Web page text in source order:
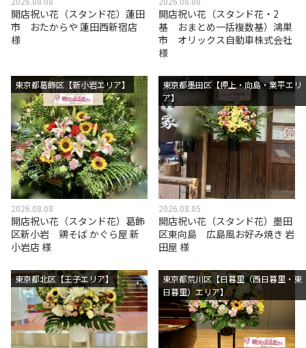
開店祝い花（スタンド花）蓮田
市 おたからや 蓮田西新宿店
様
開店祝い花（スタンド花・2
基 おまとめ一括複数基）鴻巣
市 オリックス自動車株式会社
様
東京都葛飾区【新小岩エリア】
2026.08.08
開店祝い花（スタンド花）葛飾
区新小岩 鶏そば かぐら屋 新
小岩店 様
東京都墨田区【押上・向島・業平エリ
ア】
2026.08.05
開店祝い花（スタンド花）墨田
区東向島 広島風お好み焼き 岩
田屋 様
東京都北区【王子エリア】
東京都荒川区【日暮里（西日暮里・東
日暮里）エリア】